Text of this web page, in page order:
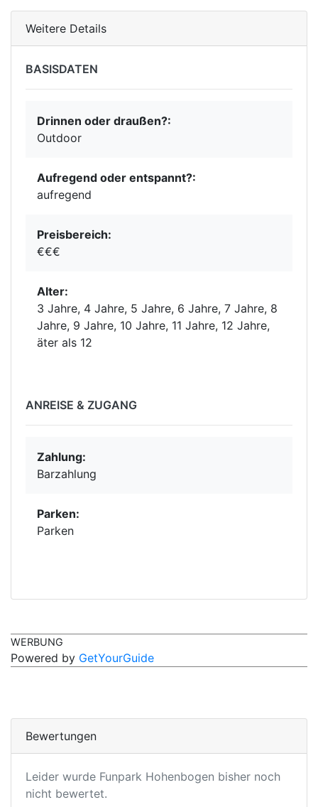
Weitere Details
BASISDATEN
Drinnen oder draußen?:
Outdoor
Aufregend oder entspannt?:
aufregend
Preisbereich:
€€€
Alter:
3 Jahre, 4 Jahre, 5 Jahre, 6 Jahre, 7 Jahre, 8
Jahre, 9 Jahre, 10 Jahre, 11 Jahre, 12 Jahre,
äter als 12
ANREISE & ZUGANG
Zahlung:
Barzahlung
Parken:
Parken
WERBUNG
Powered by GetYourGuide
Bewertungen
Leider wurde Funpark Hohenbogen bisher noch
nicht bewertet.